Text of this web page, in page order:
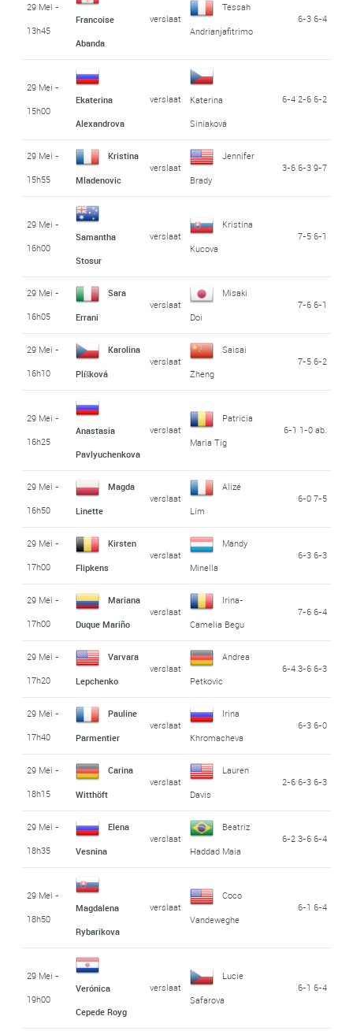
29 Mei -
13h45
Francoise
Abanda
verslaat
Tessah
Andrianjafitrimo
6-3 6-4
29 Mei -
15h00
Ekaterina
Alexandrova
verslaat
Katerina
Siniaková
6-4 2-6 6-2
29 Mei -
15h55
Kristina
Mladenovic
verslaat
Jennifer
Brady
3-6 6-3 9-7
29 Mei -
16h00
Samantha
Stosur
verslaat
Kristina
Kucova
7-5 6-1
29 Mei -
16h05
Sara
Errani
verslaat
Misaki
Doi
7-6 6-1
29 Mei -
16h10
Karolina
Plíšková
verslaat
Saisai
Zheng
7-5 6-2
29 Mei -
16h25
Anastasia
Pavlyuchenkova
verslaat
Patricia
Maria Tig
6-1 1-0 ab.
29 Mei -
16h50
Magda
Linette
verslaat
Alizé
Lim
6-0 7-5
29 Mei -
17h00
Kirsten
Flipkens
verslaat
Mandy
Minella
6-3 6-3
29 Mei -
17h00
Mariana
Duque Mariño
verslaat
Irina-
Camelia Begu
7-6 6-4
29 Mei -
17h20
Varvara
Lepchenko
verslaat
Andrea
Petkovic
6-4 3-6 6-3
29 Mei -
17h40
Pauline
Parmentier
verslaat
Irina
Khromacheva
6-3 6-0
29 Mei -
18h15
Carina
Witthöft
verslaat
Lauren
Davis
2-6 6-3 6-3
29 Mei -
18h35
Elena
Vesnina
verslaat
Beatriz
Haddad Maia
6-2 3-6 6-4
29 Mei -
18h50
Magdalena
Rybarikova
verslaat
Coco
Vandeweghe
6-1 6-4
29 Mei -
19h00
Verónica
Cepede Royg
verslaat
Lucie
Safarova
6-1 6-4